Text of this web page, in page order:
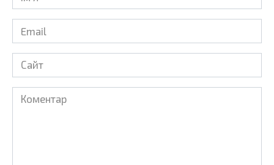
Email
Сайт
Коментар